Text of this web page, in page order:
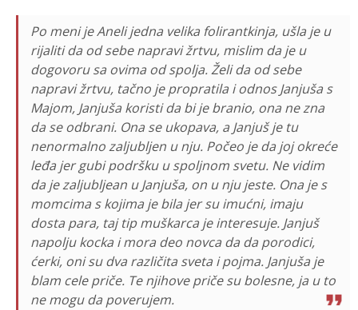
Po meni je Aneli jedna velika folirantkinja, ušla je u
rijaliti da od sebe napravi žrtvu, mislim da je u
dogovoru sa ovima od spolja. Želi da od sebe
napravi žrtvu, tačno je propratila i odnos Janjuša s
Majom, Janjuša koristi da bi je branio, ona ne zna
da se odbrani. Ona se ukopava, a Janjuš je tu
nenormalno zaljubljen u nju. Počeo je da joj okreće
leđa jer gubi podršku u spoljnom svetu. Ne vidim
da je zaljubljean u Janjuša, on u nju jeste. Ona je s
momcima s kojima je bila jer su imućni, imaju
dosta para, taj tip muškarca je interesuje. Janjuš
napolju kocka i mora deo novca da da porodici,
ćerki, oni su dva različita sveta i pojma. Janjuša je
blam cele priče. Te njihove priče su bolesne, ja u to
ne mogu da poverujem.